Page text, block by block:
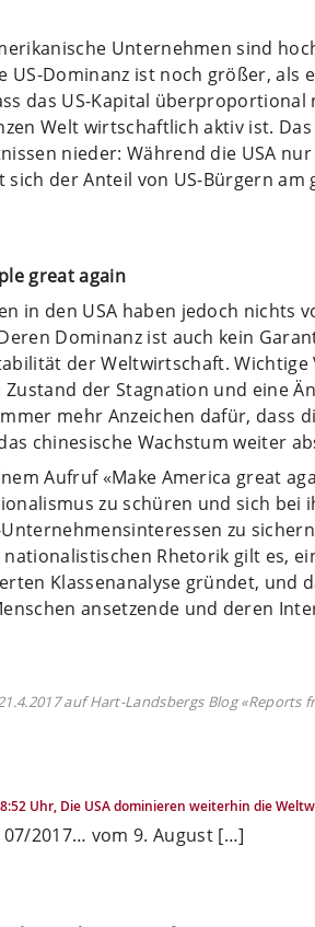
Unternehmen sind
US-Dominanz ist noch größer, als
das US-Kapital überproportional
Welt wirtschaftlich aktiv ist.
nieder: Während die USA
der Anteil von US-Bürgern am
great again
in den USA haben jedoch nichts
Dominanz ist auch kein
der Weltwirtschaft.
der Stagnation und eine
mehr Anzeichen dafür, dass
chinesische Wachstum weiter
Aufruf «Make America great
zu schüren und sich bei
zu
Rhetorik gilt es,
Klassenanalyse gründet, und
ansetzende und deren
auf Hart-Landsbergs Blog
Uhr, Die USA dominieren weiterhin die
2017… vom 9. August […]